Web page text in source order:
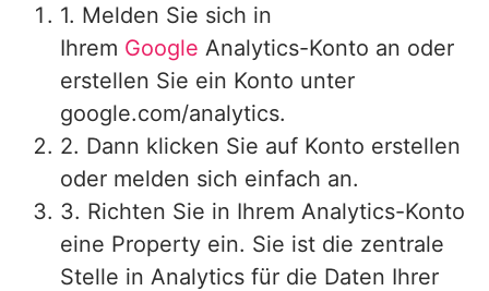
1. Melden Sie sich in
Ihrem Google Analytics-Konto an oder
erstellen Sie ein Konto unter
google.com/analytics.
2. Dann klicken Sie auf Konto erstellen
oder melden sich einfach an.
3. Richten Sie in Ihrem Analytics-Konto
eine Property ein. Sie ist die zentrale
Stelle in Analytics für die Daten Ihrer